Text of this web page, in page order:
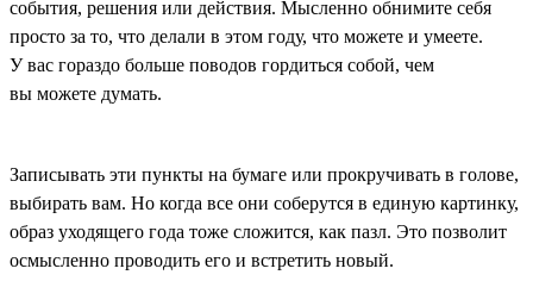
события, решения или действия. Мысленно обнимите себя
просто за то, что делали в этом году, что можете и умеете.
У вас гораздо больше поводов гордиться собой, чем
вы можете думать.
Записывать эти пункты на бумаге или прокручивать в голове,
выбирать вам. Но когда все они соберутся в единую картинку,
образ уходящего года тоже сложится, как пазл. Это позволит
осмысленно проводить его и встретить новый.